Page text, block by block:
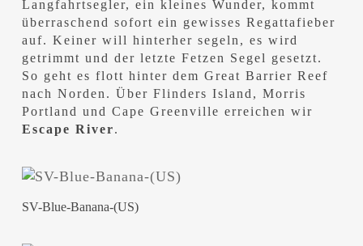
Langfahrtsegler, ein kleines Wunder, kommt
überraschend sofort ein gewisses Regattafieber
auf. Keiner will hinterher segeln, es wird
getrimmt und der letzte Fetzen Segel gesetzt.
So geht es flott hinter dem Great Barrier Reef
nach Norden. Über Flinders Island, Morris
Portland und Cape Greenville erreichen wir
Escape River.
SV-Blue-Banana-(US)